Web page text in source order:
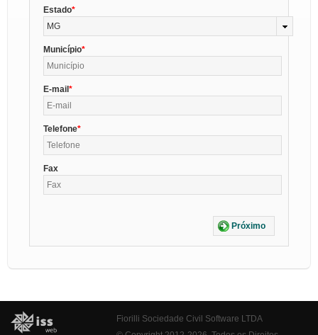
Estado
MG
Município
E-mail
Telefone
Fax
Próximo
Fiorilli Sociedade Civil Software LTDA